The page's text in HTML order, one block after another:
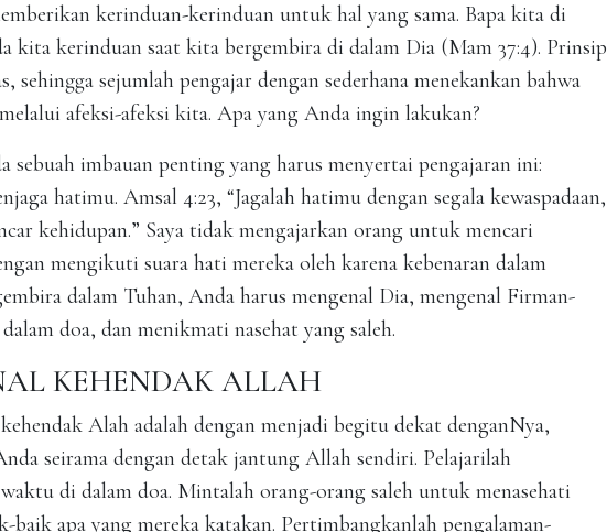
kerinduan-kerinduan untuk hal yang sama. Bapa kita di
kita kerinduan saat kita bergembira di dalam Dia (Mam 37:4). Prinsip
sejumlah pengajar dengan sederhana menekankan bahwa
afeksi-afeksi kita. Apa yang Anda ingin lakukan?
sebuah imbauan penting yang harus menyertai pengajaran ini:
hatimu. Amsal 4:23, “Jagalah hatimu dengan segala kewaspadaan,
kehidupan.” Saya tidak mengajarkan orang untuk mencari
mengikuti suara hati mereka oleh karena kebenaran dalam
dalam Tuhan, Anda harus mengenal Dia, mengenal Firman-
doa, dan menikmati nasehat yang saleh.
KEHENDAK ALLAH
Alah adalah dengan menjadi begitu dekat denganNya,
seirama dengan detak jantung Allah sendiri. Pelajarilah
di dalam doa. Mintalah orang-orang saleh untuk menasehati
baik apa yang mereka katakan. Pertimbangkanlah pengalaman-